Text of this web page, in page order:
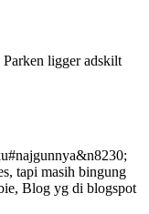
ligger adskilt
tapi masih bingung
Blog yg di blogspot